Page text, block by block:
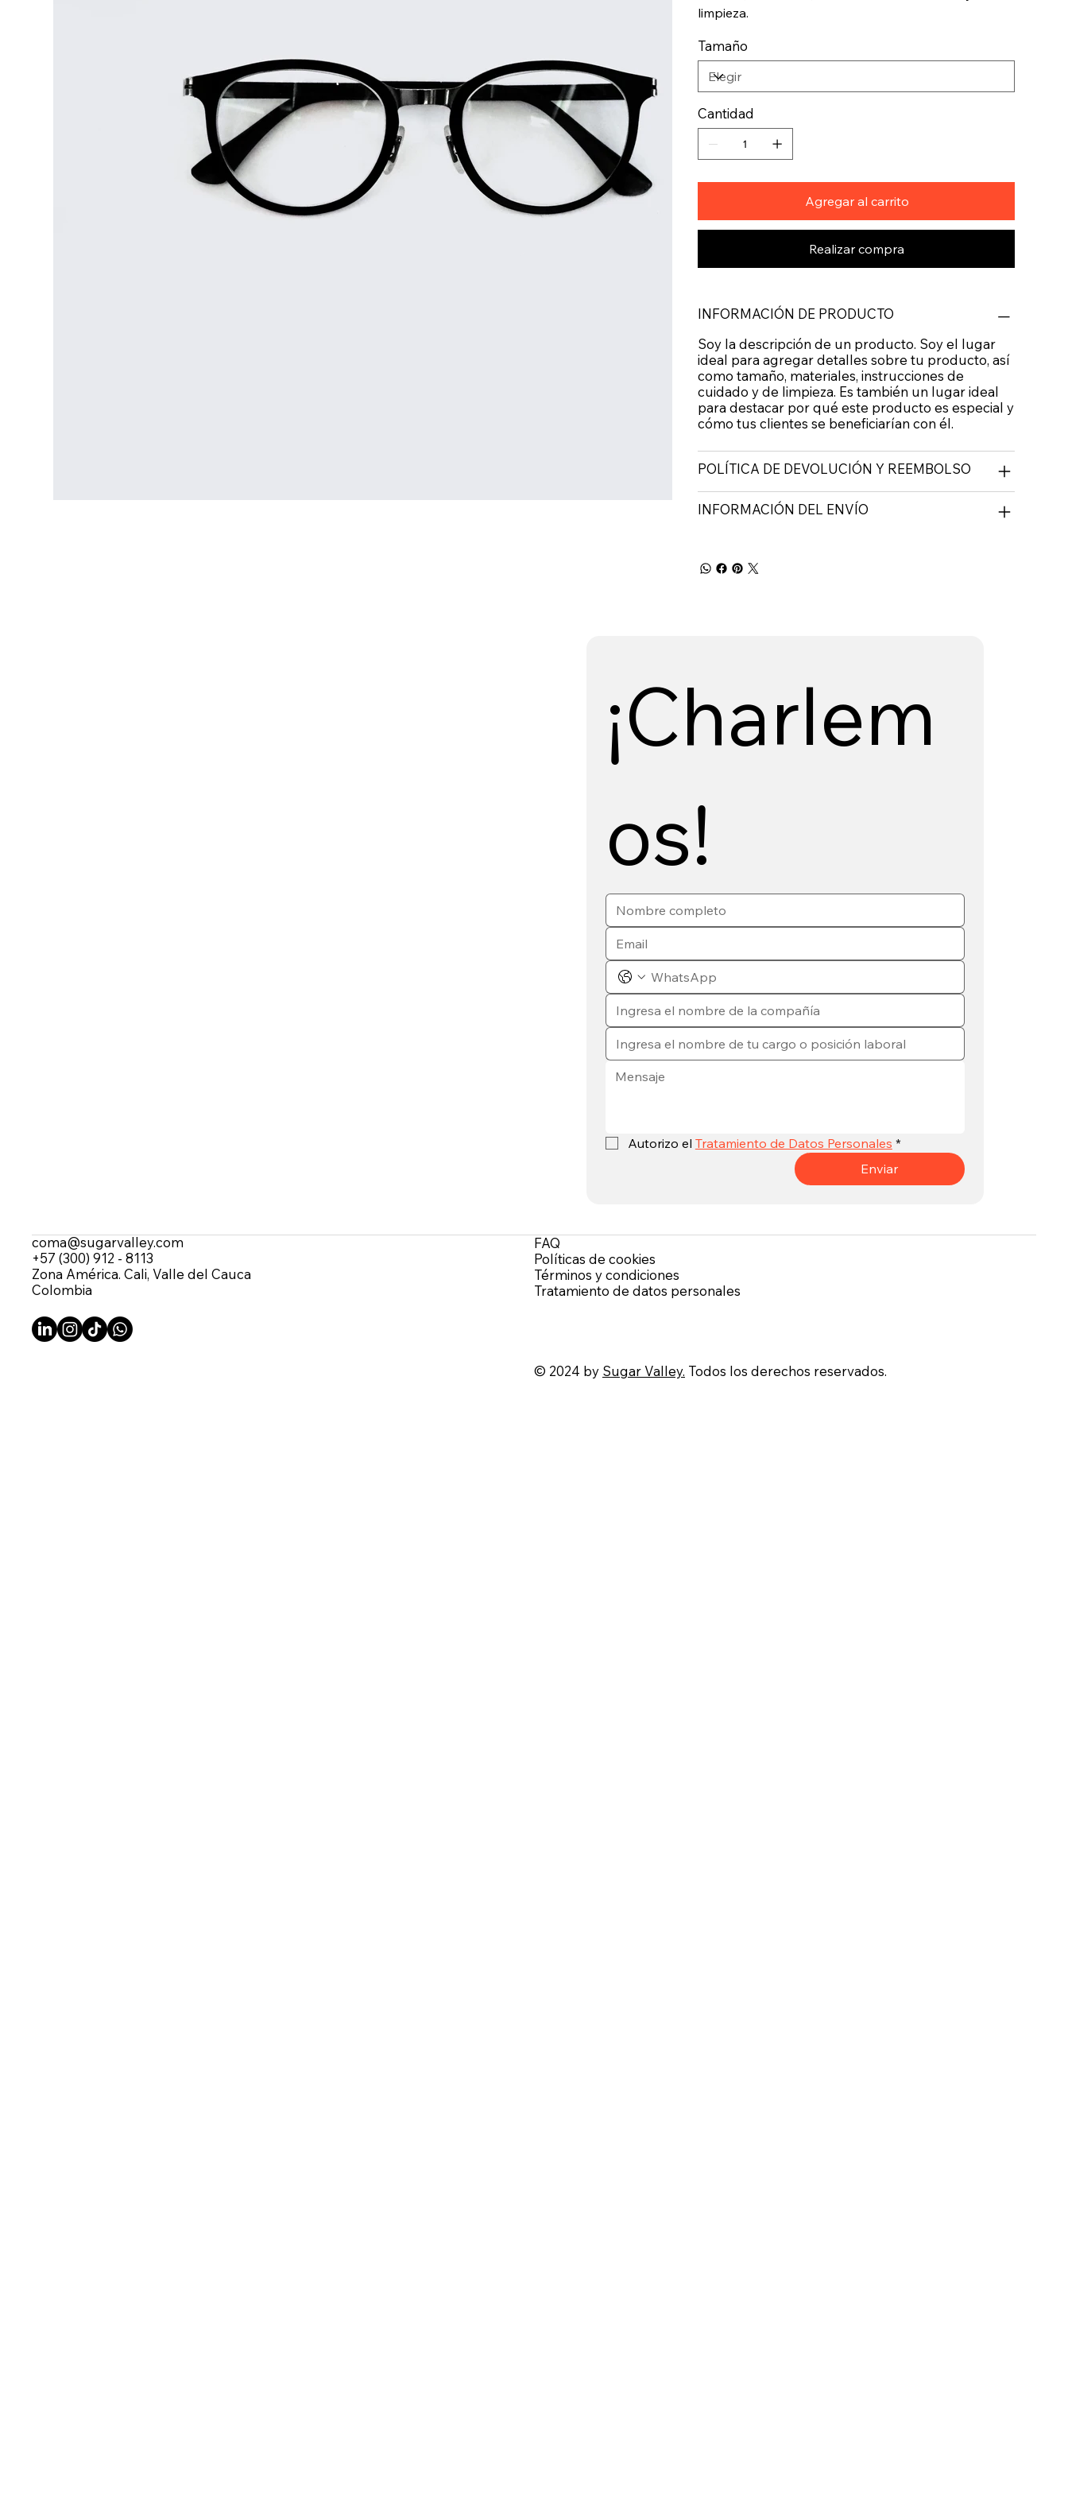
limpieza.
Tamaño
Cantidad
Agregar al carrito
Realizar compra
INFORMACIÓN DE PRODUCTO
Soy la descripción de un producto. Soy el lugar
ideal para agregar detalles sobre tu producto, así
como tamaño, materiales, instrucciones de
cuidado y de limpieza. Es también un lugar ideal
para destacar por qué este producto es especial y
cómo tus clientes se beneficiarían con él.
POLÍTICA DE DEVOLUCIÓN Y REEMBOLSO
INFORMACIÓN DEL ENVÍO
¡Charlem
os!
Autorizo el Tratamiento de Datos Personales *
Enviar
coma@sugarvalley.com
+57 (300) 912 - 8113
Zona América. Cali, Valle del Cauca
Colombia
FAQ
Políticas de cookies
Términos y condiciones
Tratamiento de datos personales
© 2024 by Sugar Valley. Todos los derechos reservados.